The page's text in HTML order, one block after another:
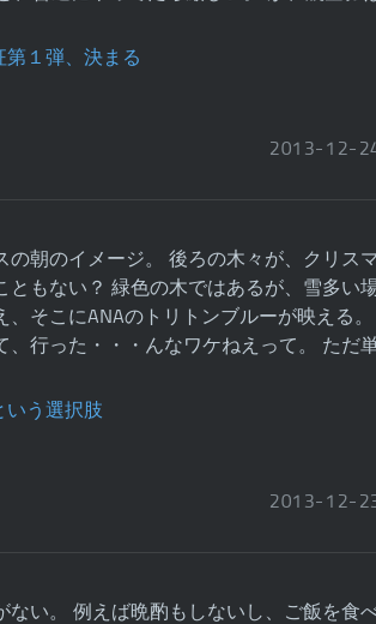
2013- 12-
の朝のイメージ。 後ろの木々が、クリス
ともない？ 緑色の木ではあるが、雪多い
、そこにANAのトリトンブルーが映える。
、行った・・・んなワケねえって。 ただ
2013- 12-
ない。 例えば晩酌もしないし、ご飯を食